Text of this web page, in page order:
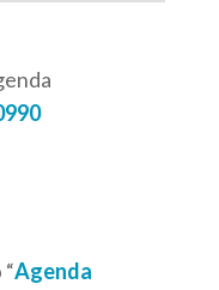
Agenda